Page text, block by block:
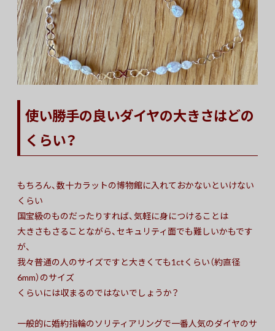
使い勝手の良いダイヤの大きさはどの
くらい？
もちろん、数十カラットの博物館に入れておかないといけない
くらい
国宝級のものだったりすれば、気軽に身につけることは
大きさもさることながら、セキュリティ面でも難しいかもです
が、
我々普通の人のサイズですと大きくても1ctくらい（約直径
6mm）のサイズ
くらいには収まるのではないでしょうか？
一般的に婚約指輪のソリティアリングで一番人気のダイヤのサ